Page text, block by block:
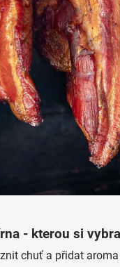
- kterou si
chuť a přidat